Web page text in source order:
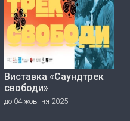
Виставка «Саундтрек
свободи»
до 04 жовтня 2025